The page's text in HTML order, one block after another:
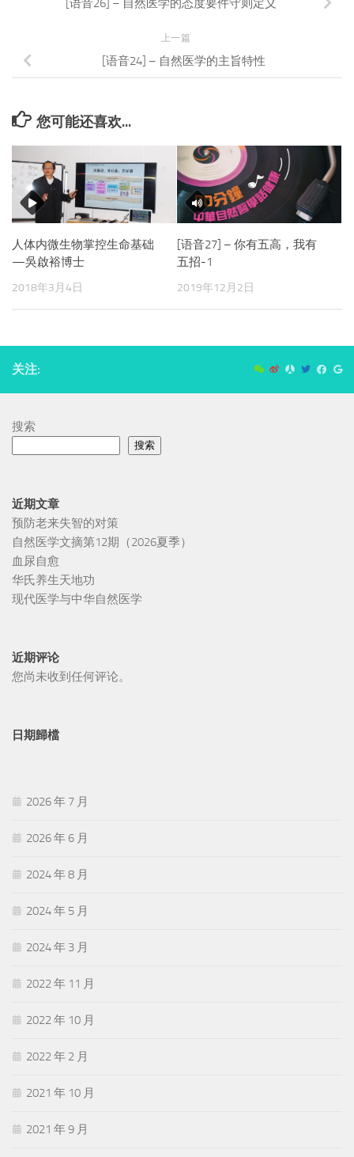
[语音26] – 自然医学的态度要件守则定义
上一篇
[语音24] – 自然医学的主旨特性
您可能还喜欢...
人体内微生物掌控生命基础
—吳啟裕博士
2018年3月4日
[语音27] – 你有五高，我有
五招-1
2019年12月2日
关注:
搜索
搜索
近期文章
预防老来失智的对策
自然医学文摘第12期（2026夏季）
血尿自愈
华氏养生天地功
现代医学与中华自然医学
近期评论
您尚未收到任何评论。
日期歸檔
2026 年 7 月
2026 年 6 月
2024 年 8 月
2024 年 5 月
2024 年 3 月
2022 年 11 月
2022 年 10 月
2022 年 2 月
2021 年 10 月
2021 年 9 月